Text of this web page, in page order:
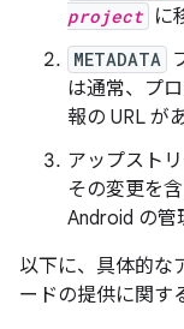
project に
METADATA
は通常、プ
報の URL が
アップスト
その変更を
Android の管
以下に、具体的な
ードの提供に関す